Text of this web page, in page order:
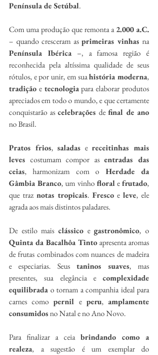
Península de Setúbal.
Com uma produção que remonta a 2.000 a.C.
– quando cresceram as primeiras vinhas na
Península Ibérica –, a famosa região é
reconhecida pela altíssima qualidade de seus
rótulos, e por unir, em sua história moderna
tradição e tecnologia para elaborar produtos
apreciados em todo o mundo, e que certamente
conquistarão as celebrações de final de ano
no Brasil.
Pratos frios, saladas e receitinhas mais
leves costumam compor as entradas das
ceias, harmonizam com o Herdade da
Gâmbia Branco, um vinho floral e frutado,
que traz notas tropicais. Fresco e leve, ele
agrada aos mais distintos paladares.
De estilo mais clássico e gastronômico
Quinta da Bacalhôa Tinto apresenta aromas
de frutas combinados com nuances de madeira
e especiarias. Seus taninos suaves, mas
presentes, sua elegância e complexidade
equilibrada o tornam a companhia ideal para
carnes como pernil e peru, amplamente
consumidos no Natal e no Ano Novo.
Para finalizar a ceia brindando como a
realeza